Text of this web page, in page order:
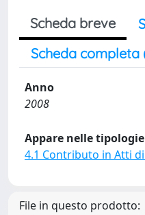
Scheda breve
Scheda completa
Anno
2008
Appare nelle
4.1 Contributo in Atti
File in questo prodotto: